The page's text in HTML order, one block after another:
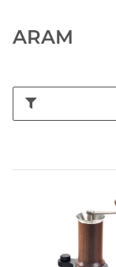
ARAM